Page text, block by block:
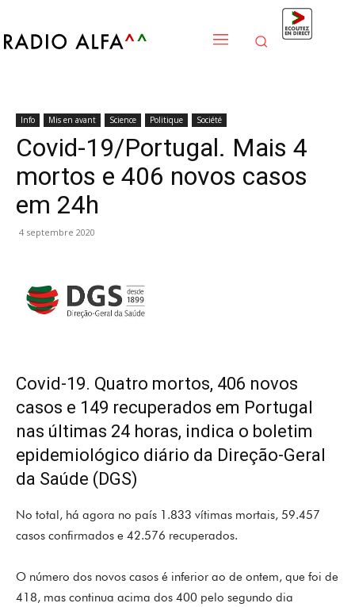
Info Mis en avant Science Politique Société
Covid-19/Portugal. Mais 4
mortos e 406 novos casos
em 24h
4 septembre 2020
Covid-19. Quatro mortos, 406 novos
casos e 149 recuperados em Portugal
nas últimas 24 horas, indica o boletim
epidemiológico diário da Direção-Geral
da Saúde (DGS)
No total, há agora no país 1.833 vítimas mortais, 59.457
casos confirmados e 42.576 recuperados.
O número dos novos casos é inferior ao de ontem, que foi de
418, mas continua acima dos 400 pelo segundo dia